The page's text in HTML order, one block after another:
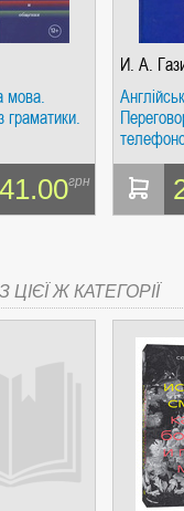
ГІПЕРІОН
ЧАС
мова.
граматики.
грн
И. А.
ЦІЄЇ Ж КАТЕГОРІЇ